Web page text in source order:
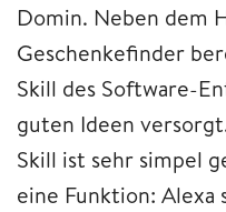
Domin. Neben dem
Geschenkefinder
Skill des Software-
guten Ideen
Skill ist sehr simpel
eine Funktion: Alexa